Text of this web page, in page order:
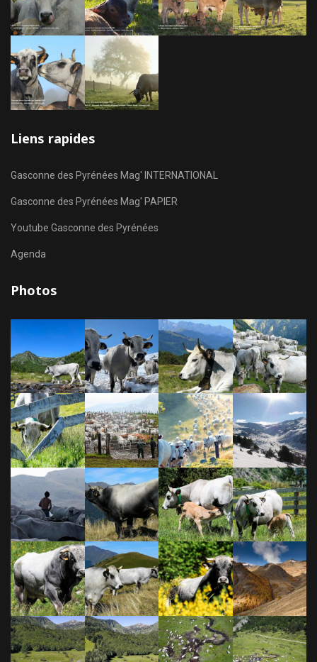
Liens rapides
Gasconne des Pyrénées Mag' INTERNATIONAL
Gasconne des Pyrénées Mag' PAPIER
Youtube Gasconne des Pyrénées
Agenda
Photos